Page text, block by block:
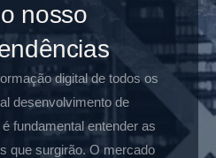
nosso
digital de todos os
desenvolvimento de
fundamental entender as
que surgirão. O mercado